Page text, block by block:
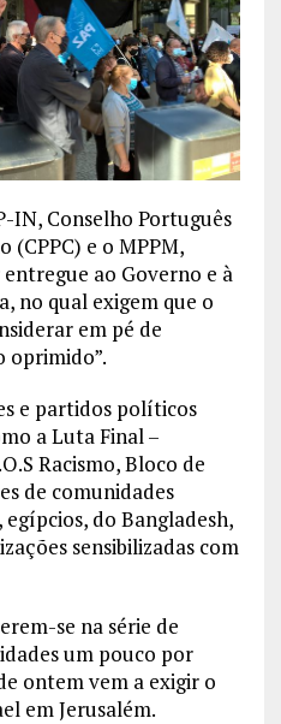
IN, Conselho Português
(CPPC) e o MPPM,
ao Governo e à
no qual exigem que o
em pé de
oprimido”.
e partidos políticos
a Luta Final –
Racismo, Bloco de
de comunidades
do Bangladesh,
sensibilizadas com
se na série de
um pouco por
ontem vem a exigir o
em Jerusalém.